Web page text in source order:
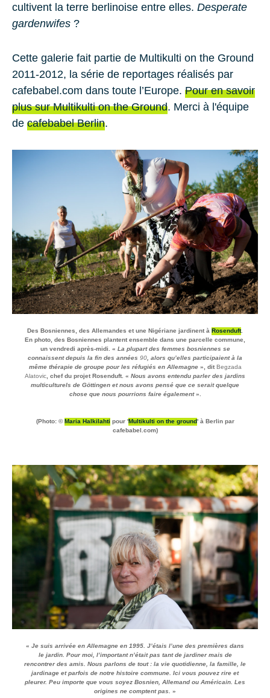
cultivent la terre berlinoise entre elles. Desperate
gardenwifes ?
Cette galerie fait partie de Multikulti on the Ground
2011-2012, la série de reportages réalisés par
cafebabel.com dans toute l’Europe. Pour en savoir
plus sur Multikulti on the Ground. Merci à l'équipe
de cafebabel Berlin.
Des Bosniennes , des Allemandes et une Nigériane jardinent à Rosenduft.
En photo, des Bosniennes plantent ensemble dans une parcelle commune,
un vendredi après-midi. « La plupart des femmes bosniennes se
connaissent depuis la fin des années 90 , alors qu’elles participaient à la
même thérapie de groupe pour les réfugiés en Allemagne», dit Begzada
Alatovic , chef du projet Rosenduft. « Nous avons entendu parler des jardins
multiculturels de Göttingen et nous avons pensé que ce serait quelque
chose que nous pourrions faire également».
(Photo: ©Maria Halkilahti pour 'Multikulti on the ground' à Berlin par
cafebabel.com)
« Je suis arrivée en Allemagne en 1995. J’étais l’une des premières dans
le jardin. Pour moi, l’important n’était pas tant de jardiner mais de
rencontrer des amis. Nous parlons de tout : la vie quotidienne, la famille, le
jardinage et parfois de notre histoire commune. Ici vous pouvez rire et
pleurer. Peu importe que vous soyez Bosnien, Allemand ou Américain. Les
origines ne comptent pas.
»